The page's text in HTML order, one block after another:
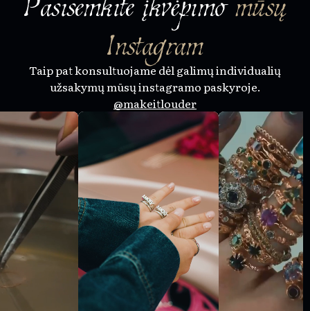
Instagram
Taip pat konsultuojame dėl galimų individualių
užsakymų mūsų instagramo paskyroje.
@makeitlouder